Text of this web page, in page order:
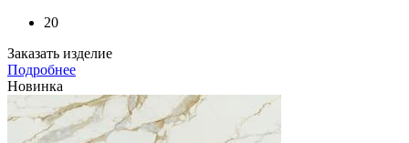
20
Заказать изделие
Подробнее
Новинка